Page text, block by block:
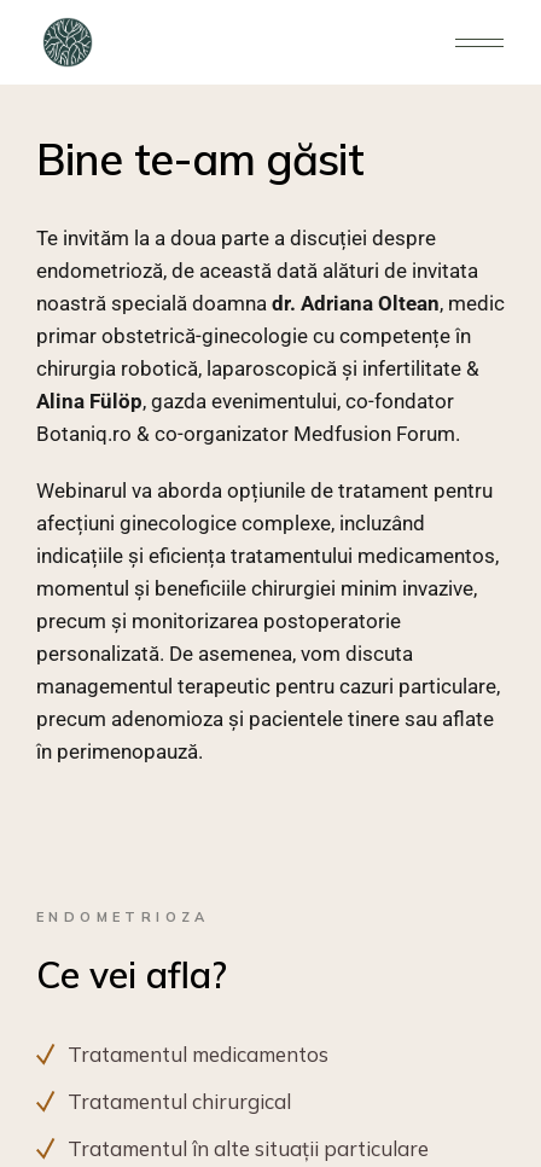
Bine te-am găsit
Te invităm la a doua parte a discuției despre
endometrioză, de această dată alături de invitata
noastră specială doamna dr. Adriana Oltean, medic
primar obstetrică-ginecologie cu competențe în
chirurgia robotică, laparoscopică și infertilitate &
Alina Fülöp, gazda evenimentului, co-fondator
Botaniq.ro & co-organizator Medfusion Forum.
Webinarul va aborda opțiunile de tratament pentru
afecțiuni ginecologice complexe, incluzând
indicațiile și eficiența tratamentului medicamentos,
momentul și beneficiile chirurgiei minim invazive,
precum și monitorizarea postoperatorie
personalizată. De asemenea, vom discuta
managementul terapeutic pentru cazuri particulare,
precum adenomioza și pacientele tinere sau aflate
în perimenopauză.
ENDOMETRIOZA
Ce vei afla?
Tratamentul medicamentos
Tratamentul chirurgical
Tratamentul în alte situații particulare